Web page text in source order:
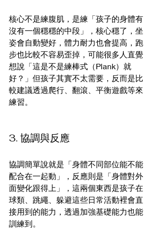
核心不是練腹肌，是練「孩子的身體有
沒有一個穩穩的中段」，核心穩了，坐
姿會自動變好，體力耐力也會提高，跑
步也比較不容易歪掉，可能很多人直覺
想說「這是不是練棒式（Plank）就
好？」但孩子其實不太需要，反而是比
較建議透過爬行、翻滾、平衡遊戲等來
練習。
3. 協調與反應
協調簡單說就是「身體不同部位能不能
配合在一起動」，反應則是「身體對外
面變化跟得上」，這兩個東西是孩子在
球類、跳繩、躲避這些日常活動裡會直
接用到的能力，透過加強基礎能力也能
訓練到。